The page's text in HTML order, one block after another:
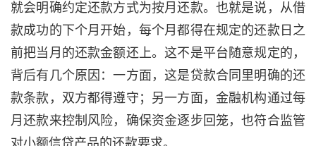
就会明确约定还款方式为按月还款。也就是说，从借
款成功的下个月开始，每个月都得在规定的还款日之
前把当月的还款金额还上。这不是平台随意规定的，
背后有几个原因：一方面，这是贷款合同里明确的还
款条款，双方都得遵守；另一方面，金融机构通过每
月还款来控制风险，确保资金逐步回笼，也符合监管
对小额信贷产品的还款要求。